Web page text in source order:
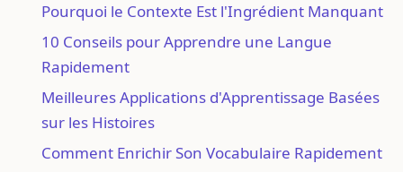
Pourquoi le Contexte Est l'Ingrédient Manquant
10 Conseils pour Apprendre une Langue
Rapidement
Meilleures Applications d'Apprentissage Basées
sur les Histoires
Comment Enrichir Son Vocabulaire Rapidement